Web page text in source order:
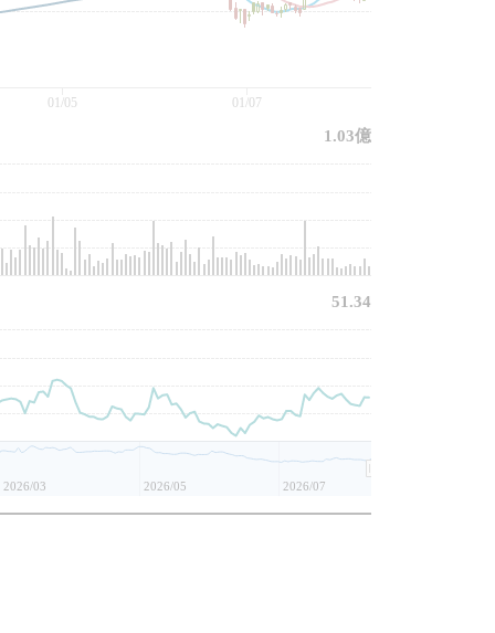
01/05 01/07
2026/03 2026/05 2026/07
1.03億
51.34